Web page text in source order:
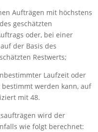
Aufträgen mit höchstens
geschätzten
oder, bei einer
der Basis des
Restwerts;
Laufzeit oder
werden kann, auf
mit 48.
wird der
wie folgt berechnet: